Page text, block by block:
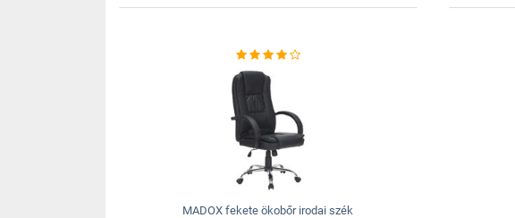
MADOX fekete ökobőr irodai szék